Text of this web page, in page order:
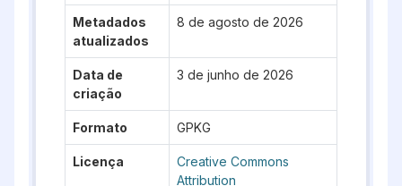
Metadados
atualizados
8 de agosto de 2026
Data de
criação
3 de junho de 2026
Formato GPKG
Licença
Creative Commons
Attribution